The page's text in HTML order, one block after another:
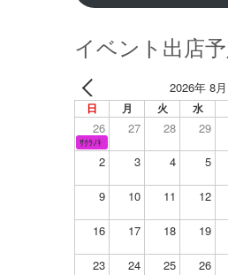
イベント出店
2026年 8月
日 月 火 水
26 27 28 29
ｻｸﾗﾉｷ
2 3 4 5
9 10 11 12
16 17 18 19
23 24 25 26